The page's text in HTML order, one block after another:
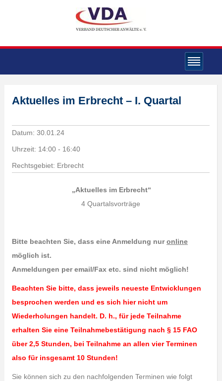
Aktuelles im Erbrecht – I. Quartal
Datum: 30.01.24
Uhrzeit: 14:00 - 16:40
Rechtsgebiet: Erbrecht
„Aktuelles im Erbrecht“
4 Quartalsvorträge
Bitte beachten Sie, dass eine Anmeldung nuronline
möglich ist.
Anmeldungen per email/Fax etc. sind nicht möglich!
Beachten Sie bitte, dass jeweils neueste Entwicklungen
besprochen werden und es sich hier nicht um
Wiederholungen handelt. D. h., für jede Teilnahme
erhalten Sie eine Teilnahmebestätigung nach § 15 FAO
über 2,5 Stunden, bei Teilnahme an allen vier Terminen
also für insgesamt 10 Stunden!
Sie können sich zu den nachfolgenden Terminen wie folgt